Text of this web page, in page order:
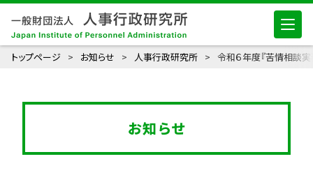
トップページ お知らせ 人事行政研究所 令和６年度『苦情相談
お知らせ